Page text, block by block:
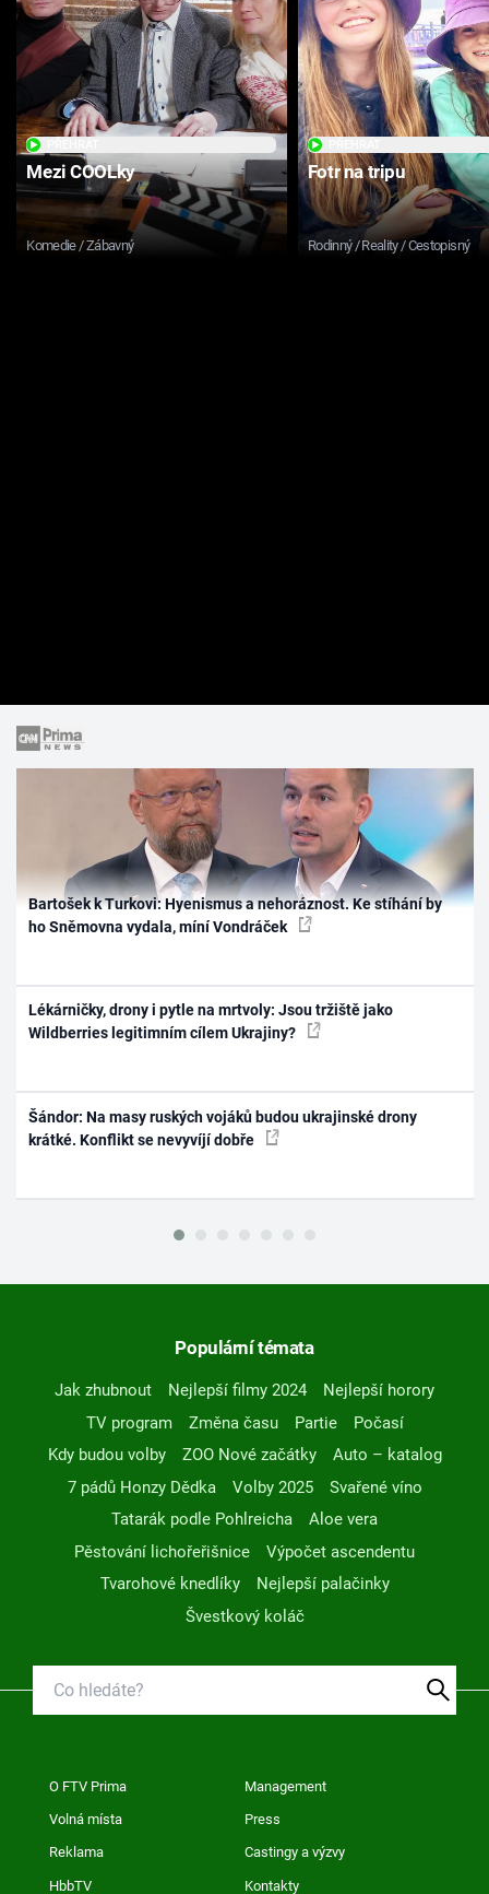
Mezi COOLky
Komedie / Zábavný
Fotr na tripu
Rodinný / Reality / Cestopisný
Bartošek k Turkovi: Hyenismus a nehoráznost. Ke stíhání by
ho Sněmovna vydala, míní Vondráček
Lékárničky, drony i pytle na mrtvoly: Jsou tržiště jako
Wildberries legitimním cílem Ukrajiny?
Šándor: Na masy ruských vojáků budou ukrajinské drony
krátké. Konflikt se nevyvíjí dobře
Populární témata
Jak zhubnout Nejlepší filmy 2024
Nejlepší horory
TV program
Změna času Partie
Počasí
Kdy budou volby
ZOO Nové začátky
Auto – katalog
7 pádů Honzy Dědka
Volby 2025
Svařené víno
Tatarák podle Pohlreicha
Aloe vera
Pěstování lichořeřišnice
Výpočet ascendentu
Tvarohové knedlíky
Nejlepší palačinky
Švestkový koláč
O FTV Prima Management
Volná místa Press
Reklama Castingy a výzvy
HbbTV Kontakty